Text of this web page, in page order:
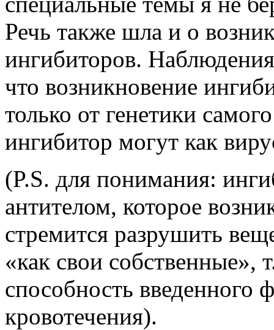
Речь также шла и о
ингибиторов.
что возникновение
только от генетики
ингибитор могут как
(P.S. для понимания:
антителом, которое
стремится разрушить
«как свои собственные»,
способность введенного
кровотечения).